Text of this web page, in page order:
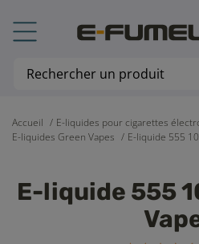
Accueil
E-liquides pour cigarettes
E-liquides Green Vapes
E-liquide 555
E-liquide 555